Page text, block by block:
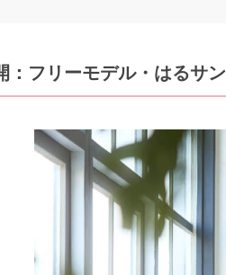
：フリーモデル・はるサン